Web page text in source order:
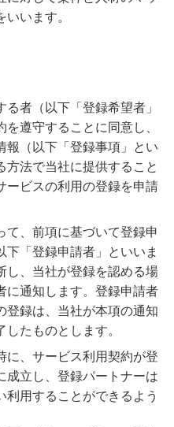
います。
者（以下「登録希望者」
遵守することに同意し、
報（以下「登録事項」とい
方法で当社に提供すること
ービスの利用の登録を申請
て、前項に基づいて登録申
「登録申請者」といいま
し、当社が登録を認める場
に通知します。登録申請者
登録は、当社が本項の通知
たものとします。
に、サービス利用契約が登
成立し、登録パートナーは
用することができるよう